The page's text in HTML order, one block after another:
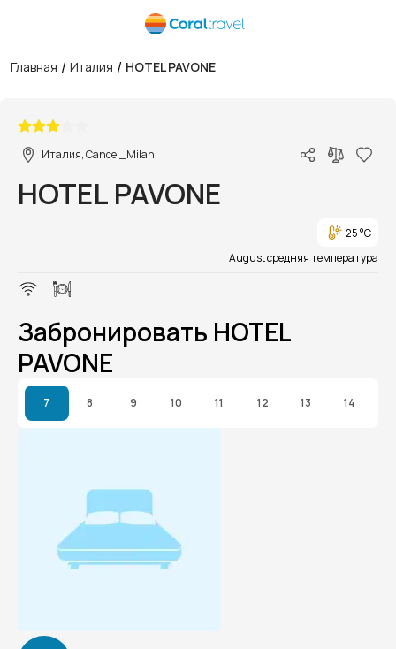
Главная / Италия / HOTEL PAVONE
Италия, Cancel_Milan.
HOTEL PAVONE
25 °C
August средняя температура
Забронировать HOTEL
PAVONE
7 8 9 10 11 12 13 14